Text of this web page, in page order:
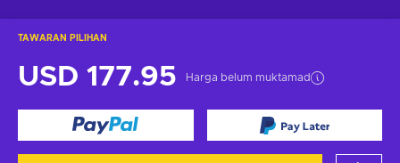
TAWARAN PILIHAN
USD 177.95 Harga belum muktamad